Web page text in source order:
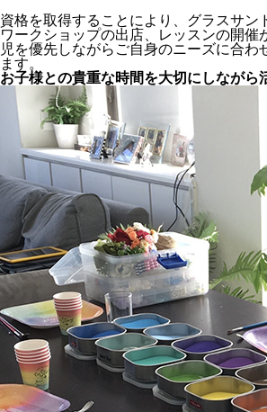
資格を取得することにより、グラスサン
ワークショップの出店、レッスンの開催
児を優先しながらご自身のニーズに合わ
ます。
お子様との貴重な時間を大切にしながら